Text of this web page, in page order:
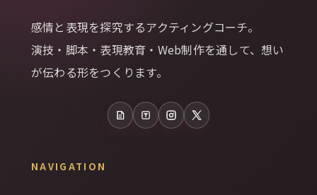
感情と表現を探究するアクティングコーチ。
演技・脚本・表現教育・Web制作を通して、想い
が伝わる形をつくります。
note TalesInstagram
X
NAVIGATION